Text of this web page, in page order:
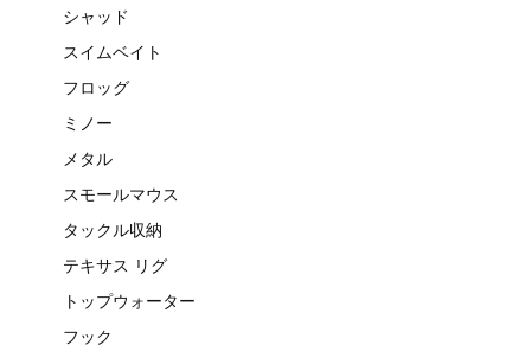
シャッド
スイムベイト
フロッグ
ミノー
メタル
スモールマウス
タックル収納
テキサス リグ
トップウォーター
フック